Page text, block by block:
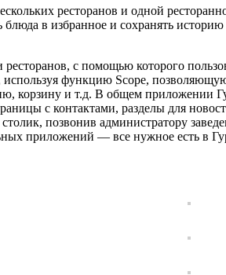
ресторанов и одной
в избранное и сохранять
с помощью которого
функцию Scope,
корзину и т.д. В общем приложении
с контактами, разделы для
столик, позвонив администратору
приложений — все нужное есть в